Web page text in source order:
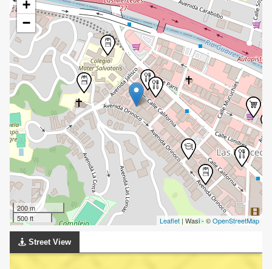
+
−
200 m
500 ft
Leaflet | Wasi - ©OpenStreetMap
Street View